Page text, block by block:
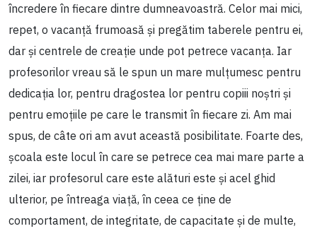
încredere în fiecare dintre dumneavoastră. Celor mai mici,
repet, o vacanță frumoasă și pregătim taberele pentru ei,
dar și centrele de creație unde pot petrece vacanța. Iar
profesorilor vreau să le spun un mare mulțumesc pentru
dedicația lor, pentru dragostea lor pentru copiii noștri și
pentru emoțiile pe care le transmit în fiecare zi. Am mai
spus, de câte ori am avut această posibilitate. Foarte des,
școala este locul în care se petrece cea mai mare parte a
zilei, iar profesorul care este alături este și acel ghid
ulterior, pe întreaga viață, în ceea ce ține de
comportament, de integritate, de capacitate și de multe,